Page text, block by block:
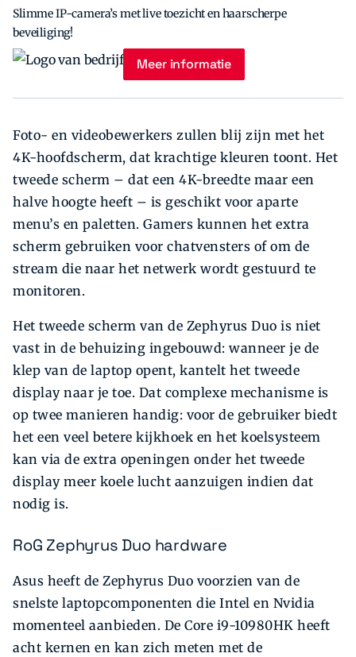
Slimme IP-camera’s met live toezicht en haarscherpe
beveiliging!
Meer informatie
Foto- en videobewerkers zullen blij zijn met het
4K-hoofdscherm, dat krachtige kleuren toont. Het
tweede scherm – dat een 4K-breedte maar een
halve hoogte heeft – is geschikt voor aparte
menu’s en paletten. Gamers kunnen het extra
scherm gebruiken voor chatvensters of om de
stream die naar het netwerk wordt gestuurd te
monitoren.
Het tweede scherm van de Zephyrus Duo is niet
vast in de behuizing ingebouwd: wanneer je de
klep van de laptop opent, kantelt het tweede
display naar je toe. Dat complexe mechanisme is
op twee manieren handig: voor de gebruiker biedt
het een veel betere kijkhoek en het koelsysteem
kan via de extra openingen onder het tweede
display meer koele lucht aanzuigen indien dat
nodig is.
RoG Zephyrus Duo hardware
Asus heeft de Zephyrus Duo voorzien van de
snelste laptopcomponenten die Intel en Nvidia
momenteel aanbieden. De Core i9-10980HK heeft
acht kernen en kan zich meten met de